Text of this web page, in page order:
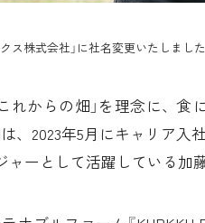
ス株式会社」に社名変更いたしまし
れからの畑」を理念に、
、2023年5月にキャリア入
ャーとして活躍している加